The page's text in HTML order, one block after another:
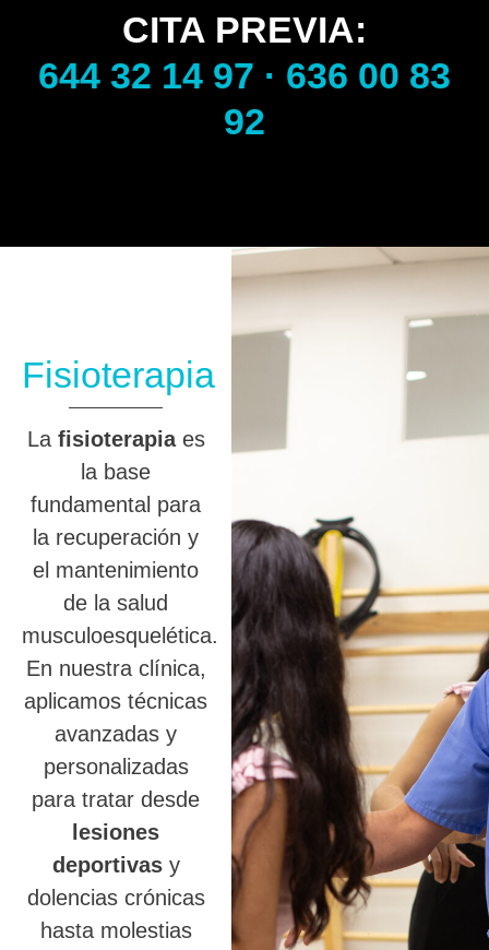
CITA PREVIA:
644 32 14 97 · 636 00 83
92
Fisioterapia
La fisioterapiaes
la base
fundamental para
la recuperación y
el mantenimiento
de la salud
musculoesquelética.
En nuestra clínica,
aplicamos técnicas
avanzadas y
personalizadas
para tratar desde
lesiones
deportivasy
dolencias crónicas
hasta molestias